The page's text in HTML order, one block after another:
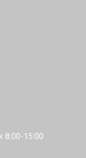
8:00-15:00